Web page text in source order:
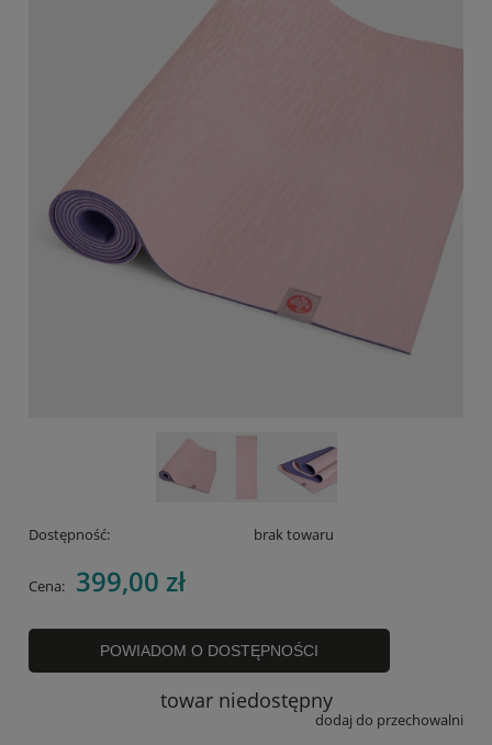
Dostępność: brak towaru
Cena: 399,00 zł
POWIADOM O DOSTĘPNOŚCI
towar niedostępny
dodaj do przechowalni